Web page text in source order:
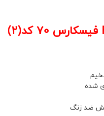
شده
ضد زنگ